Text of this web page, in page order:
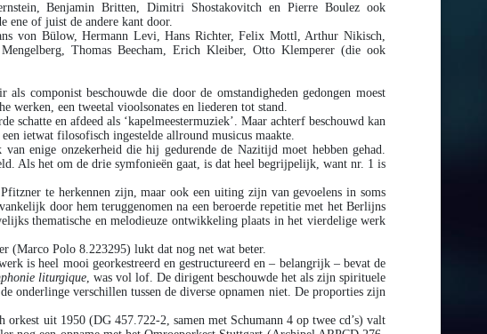
Benjamin Britten, Dimitri Shostakovitch en Pierre Boulez ook
ene of juist de andere kant door.
von Bülow, Hermann Levi, Hans Richter, Felix Mottl, Arthur Nikisch,
Thomas Beecham, Erich Kleiber, Otto Klemperer (die ook
componist beschouwde die door de omstandigheden gedongen moest
werken, een tweetal vioolsonates en liederen tot stand.
en afdeed als ‘kapelmeestermuziek’. Maar achterf beschouwd kan
ietwat filosofisch ingestelde allround musicus maakte.
enige onzekerheid die hij gedurende de Nazitijd moet hebben gehad.
Als het om de drie symfonieën gaat, is dat heel begrijpelijk, want nr. 1 is
te herkennen zijn, maar ook een uiting zijn van gevoelens in soms
door hem teruggenomen na een beroerde repetitie met het Berlijns
thematische en melodieuze ontwikkeling plaats in het vierdelige werk
(Marco Polo 8.223295) lukt dat nog net wat beter.
is heel mooi georkestreerd en gestructureerd en – belangrijk – bevat de
liturgique, was vol lof. De dirigent beschouwde het als zijn spirituele
onderlinge verschillen tussen de diverse opnamen niet. De proporties zijn
uit 1950 (DG 457.722-2, samen met Schumann 4 op twee cd’s) valt